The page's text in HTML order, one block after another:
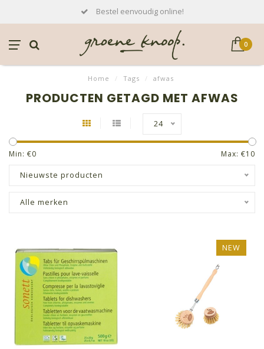
Bestel eenvoudig online!
0
Home / Tags / afwas
PRODUCTEN GETAGD MET AFWAS
24
Min: €0 Max: €10
Nieuwste producten
Alle merken
NEW